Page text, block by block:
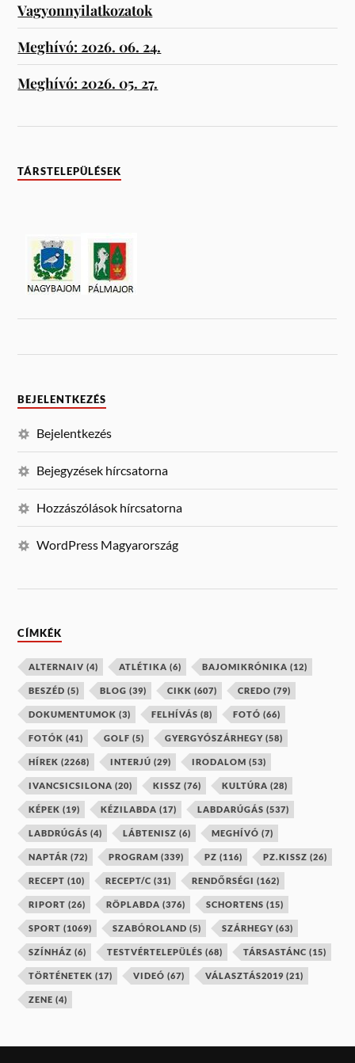
Vagyonnyilatkozatok
Meghívó: 2026. 06. 24.
Meghívó: 2026. 05. 27.
TÁRSTELEPÜLÉSEK
BEJELENTKEZÉS
Bejelentkezés
Bejegyzések hírcsatorna
Hozzászólások hírcsatorna
WordPress Magyarország
CÍMKÉK
ALTERNAIV (4) ATLÉTIKA (6) BAJOMIKRÓNIKA (12)
BESZÉD (5) BLOG (39) CIKK (607) CREDO (79)
DOKUMENTUMOK (3) FELHÍVÁS (8) FOTÓ (66)
FOTÓK (41) GOLF (5) GYERGYÓSZÁRHEGY (58)
HÍREK (2268) INTERJÚ (29) IRODALOM (53)
IVANCSICSILONA (20) KISSZ (76) KULTÚRA (28)
KÉPEK (19) KÉZILABDA (17) LABDARÚGÁS (537)
LABDRÚGÁS (4) LÁBTENISZ (6) MEGHÍVÓ (7)
NAPTÁR (72) PROGRAM (339) PZ (116) PZ.KISSZ (26)
RECEPT (10) RECEPT/C (31) RENDŐRSÉGI (162)
RIPORT (26) RÖPLABDA (376) SCHORTENS (15)
SPORT (1069) SZABÓROLAND (5) SZÁRHEGY (63)
SZÍNHÁZ (6) TESTVÉRTELEPÜLÉS (68) TÁRSASTÁNC (15)
TÖRTÉNETEK (17) VIDEÓ (67) VÁLASZTÁS2019 (21)
ZENE (4)